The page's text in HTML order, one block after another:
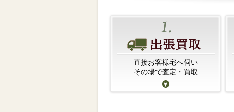
直接お客様宅へ伺い
その場で査定・買取